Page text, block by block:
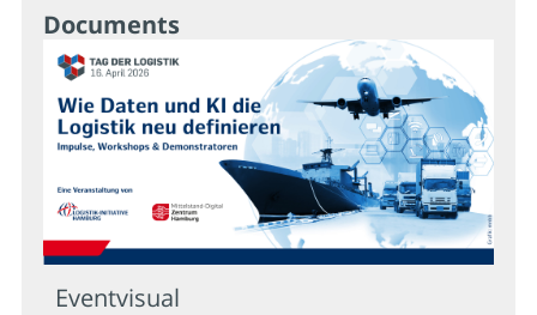
Documents
Eventvisual